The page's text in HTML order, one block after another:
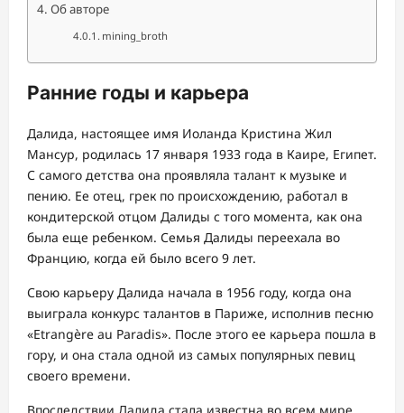
Об авторе
mining_broth
Ранние годы и карьера
Далида, настоящее имя Иоланда Кристина Жил
Мансур, родилась 17 января 1933 года в Каире, Египет.
С самого детства она проявляла талант к музыке и
пению. Ее отец, грек по происхождению, работал в
кондитерской отцом Далиды с того момента, как она
была еще ребенком. Семья Далиды переехала во
Францию, когда ей было всего 9 лет.
Свою карьеру Далида начала в 1956 году, когда она
выиграла конкурс талантов в Париже, исполнив песню
«Etrangère au Paradis». После этого ее карьера пошла в
гору, и она стала одной из самых популярных певиц
своего времени.